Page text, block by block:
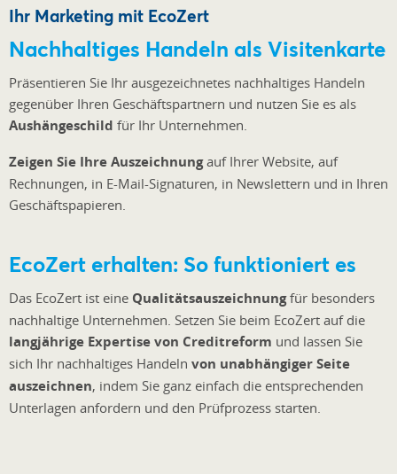
Ihr Marketing mit EcoZert
Nachhaltiges Handeln als Visitenkarte
Präsentieren Sie Ihr ausgezeichnetes nachhaltiges Handeln
gegenüber Ihren Geschäftspartnern und nutzen Sie es als
Aushängeschild für Ihr Unternehmen.
Zeigen Sie Ihre Auszeichnungauf Ihrer Website, auf
Rechnungen, in E-Mail-Signaturen, in Newslettern und in Ihren
Geschäftspapieren.
EcoZert erhalten: So funktioniert es
Das EcoZert ist eine Qualitätsauszeichnungfür besonders
nachhaltige Unternehmen. Setzen Sie beim EcoZert auf die
langjährige Expertise von Creditreform und lassen Sie
sich Ihr nachhaltiges Handeln von unabhängiger Seite
auszeichnen, indem Sie ganz einfach die entsprechenden
Unterlagen anfordern und den Prüfprozess starten.